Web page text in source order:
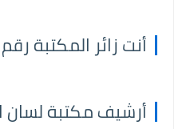
أنت زائر المكتبة
أرشيف مكتبة لسان